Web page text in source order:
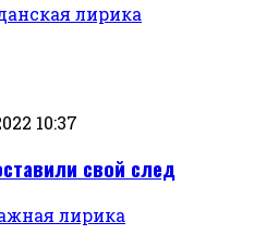
лирика
10:37
свой след
лирика